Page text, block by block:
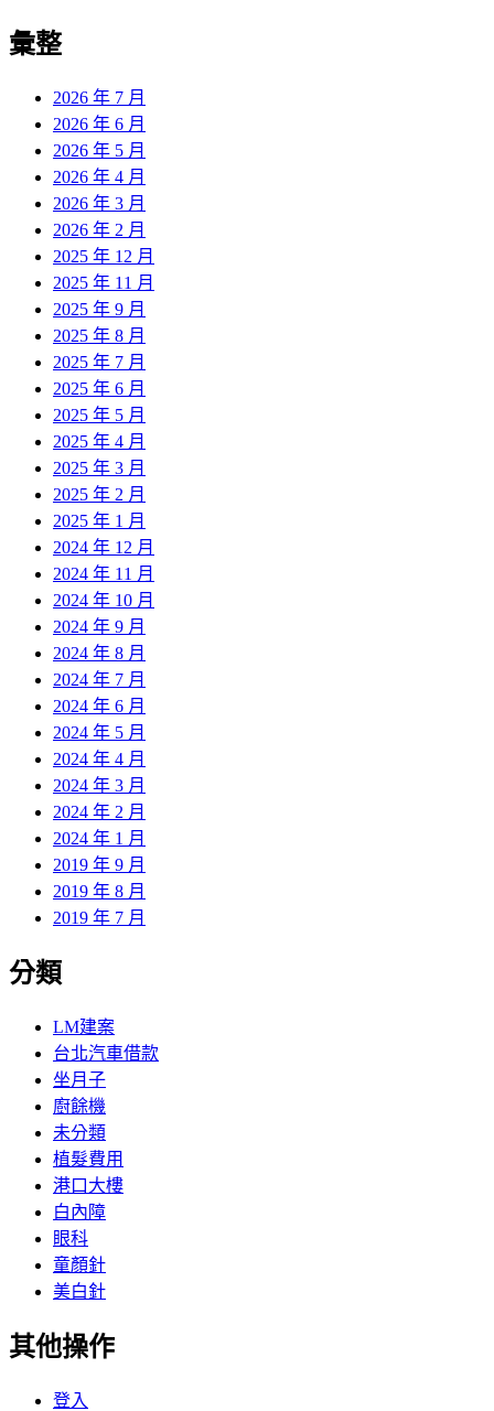
彙整
2026 年 7 月
2026 年 6 月
2026 年 5 月
2026 年 4 月
2026 年 3 月
2026 年 2 月
2025 年 12 月
2025 年 11 月
2025 年 9 月
2025 年 8 月
2025 年 7 月
2025 年 6 月
2025 年 5 月
2025 年 4 月
2025 年 3 月
2025 年 2 月
2025 年 1 月
2024 年 12 月
2024 年 11 月
2024 年 10 月
2024 年 9 月
2024 年 8 月
2024 年 7 月
2024 年 6 月
2024 年 5 月
2024 年 4 月
2024 年 3 月
2024 年 2 月
2024 年 1 月
2019 年 9 月
2019 年 8 月
2019 年 7 月
分類
LM建案
台北汽車借款
坐月子
廚餘機
未分類
植髮費用
港口大樓
白內障
眼科
童顏針
美白針
其他操作
登入